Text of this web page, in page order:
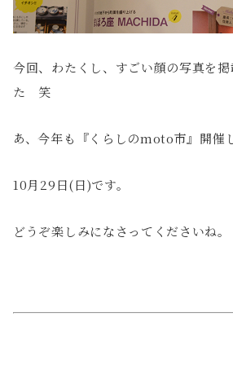
今回、わたくし、すごい顔の写真を
た 笑
あ、今年も『くらしのmoto市』開催
10月29日(日)です。
どうぞ楽しみになさってくださいね。